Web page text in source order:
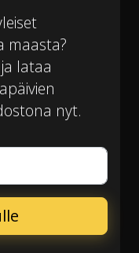
maasta?
lataa
nyt.